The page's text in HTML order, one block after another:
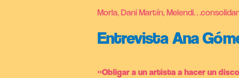
Morla, Dani Martín,
Entrevista Ana
«Obligar a un artista a hacer un